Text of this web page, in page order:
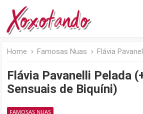
Home Famosas Nuas Flávia Pavanelli
Flávia Pavanelli Pelada
Sensuais de Biquíni)
FAMOSAS NUAS